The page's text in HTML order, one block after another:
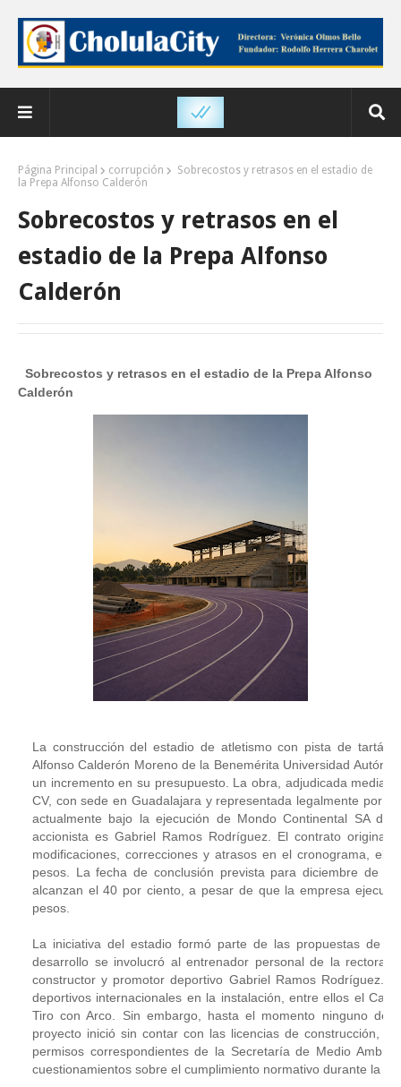
Página Principal corrupción
Sobrecostos y retrasos en el estadio de
la Prepa Alfonso Calderón
Sobrecostos y retrasos en el
estadio de la Prepa Alfonso
Calderón
Sobrecostos y retrasos en el estadio de la Prepa Alfonso
Calderón
La construcción del estadio de atletismo con pista de
Alfonso Calderón Moreno de la Benemérita Universidad
un incremento en su presupuesto. La obra, adjudicada
CV, con sede en Guadalajara y representada legalmente por
actualmente bajo la ejecución de Mondo Continental SA de
accionista es Gabriel Ramos Rodríguez. El contrato
modificaciones, correcciones y atrasos en el cronograma, el
pesos. La fecha de conclusión prevista para diciembre de
alcanzan el 40 por ciento, a pesar de que la empresa
pesos.
La iniciativa del estadio formó parte de las propuestas de
desarrollo se involucró al entrenador personal de la rectora,
constructor y promotor deportivo Gabriel Ramos Rodríguez.
deportivos internacionales en la instalación, entre ellos el
Tiro con Arco. Sin embargo, hasta el momento ninguno de
proyecto inició sin contar con las licencias de construcción,
permisos correspondientes de la Secretaría de Medio
cuestionamientos sobre el cumplimiento normativo durante la